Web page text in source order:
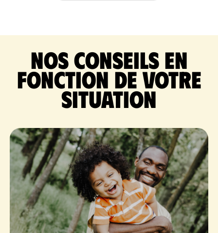
Nos conseils en
fonction de votre
situation